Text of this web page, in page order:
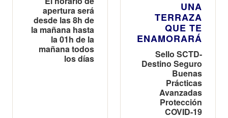
apertura será
desde las 8h de
la mañana hasta
la 01h de la
mañana todos
los días
UNA
TERRAZA
QUE TE
ENAMORARÁ
Sello SCTD-
Destino Seguro
Buenas
Prácticas
Avanzadas
Protección
COVID-19